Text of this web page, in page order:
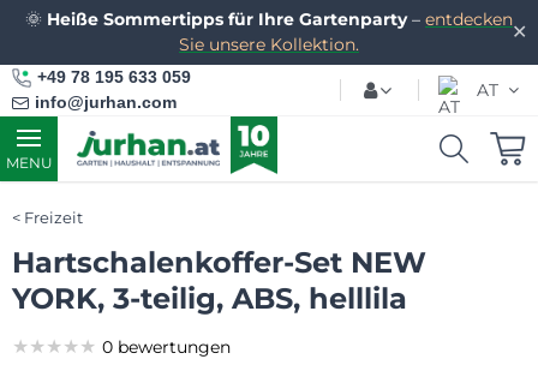
✕
🌞 Heiße Sommertipps für Ihre Gartenparty– entdecken
Sie unsere Kollektion.
+49 78 195 633 059
info@jurhan.com
AT
MENU
Freizeit
Hartschalenkoffer-Set NEW
YORK, 3-teilig, ABS, helllila
★★★★★
★★★★★
★★★★★ 0 bewertungen